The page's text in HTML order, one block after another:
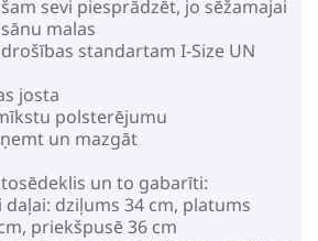
sevi piesprādzēt, jo sēžamajai
malas
standartam I-Size UN
josta
polsterējumu
un mazgāt
un to gabarīti:
dziļums 34 cm, platums
priekšpusē 36 cm